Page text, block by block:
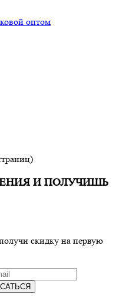
оптом
И ПОЛУЧИШЬ
скидку на первую